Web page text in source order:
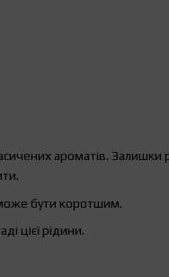
ароматів. Залишки
бути коротшим.
цієї рідини.